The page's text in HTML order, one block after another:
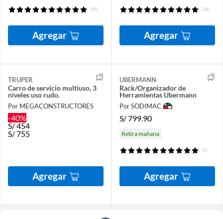
(85)
Agregar
(34)
Agregar
TRUPER
Carro de servicio multiuso, 3
niveles uso rudo.
Por MEGACONSTRUCTORES
-40%
S/454
S/755
Agregar
UBERMANN
Rack/Organizador de
Herramientas Ubermann
Por SODIMAC
S/799.90
Retira mañana
(3)
Agregar